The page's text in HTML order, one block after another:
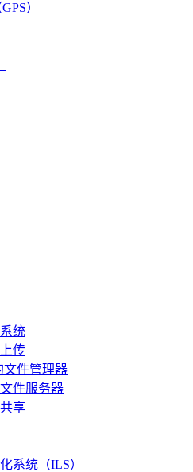
）
统
传
文件管理器
件服务器
享
系统（ILS）